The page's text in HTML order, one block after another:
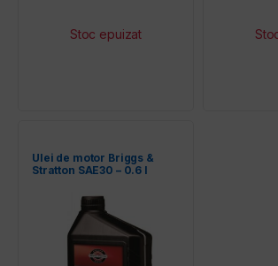
Ulei de motor Briggs &
Stratton SAE30 – 0.6 l